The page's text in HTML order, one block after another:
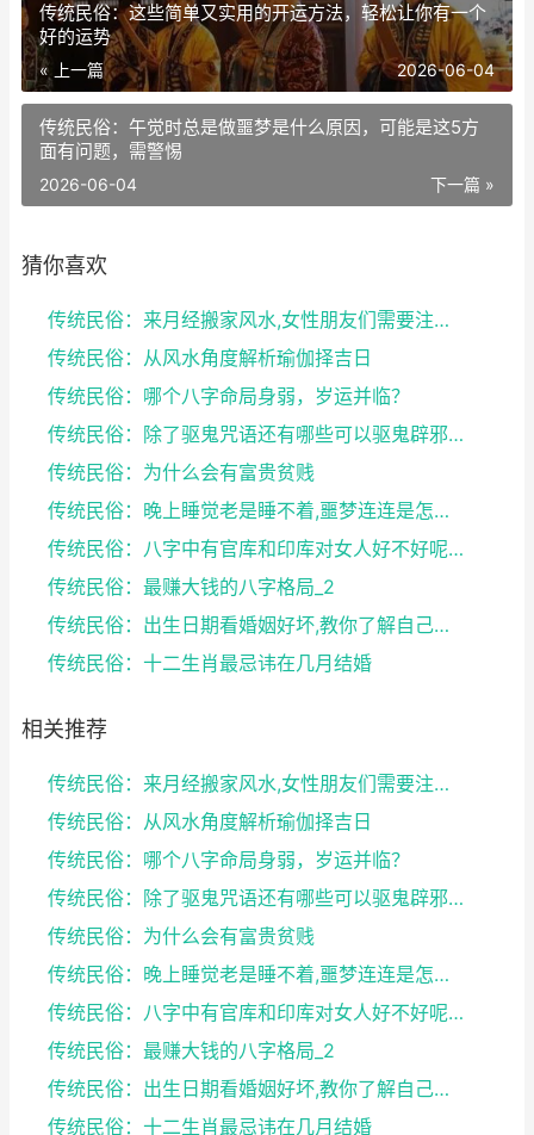
传统民俗：这些简单又实用的开运方法，轻松让你有一个
好的运势
« 上一篇 2026-06-04
传统民俗：午觉时总是做噩梦是什么原因，可能是这5方
面有问题，需警惕
下一篇 »
2026-06-04
猜你喜欢
传统民俗：来月经搬家风水,女性朋友们需要注意了
传统民俗：从风水角度解析瑜伽择吉日
传统民俗：哪个八字命局身弱，岁运并临？
传统民俗：除了驱鬼咒语还有哪些可以驱鬼辟邪的方法？...
传统民俗：为什么会有富贵贫贱
传统民俗：晚上睡觉老是睡不着,噩梦连连是怎么回事
传统民俗：八字中有官库和印库对女人好不好呢？赶快收...
传统民俗：最赚大钱的八字格局_2
传统民俗：出生日期看婚姻好坏,教你了解自己未来的婚...
传统民俗：十二生肖最忌讳在几月结婚
相关推荐
传统民俗：来月经搬家风水,女性朋友们需要注意了
传统民俗：从风水角度解析瑜伽择吉日
传统民俗：哪个八字命局身弱，岁运并临？
传统民俗：除了驱鬼咒语还有哪些可以驱鬼辟邪的方法？...
传统民俗：为什么会有富贵贫贱
传统民俗：晚上睡觉老是睡不着,噩梦连连是怎么回事
传统民俗：八字中有官库和印库对女人好不好呢？赶快收...
传统民俗：最赚大钱的八字格局_2
传统民俗：出生日期看婚姻好坏,教你了解自己未来的婚...
传统民俗：十二生肖最忌讳在几月结婚